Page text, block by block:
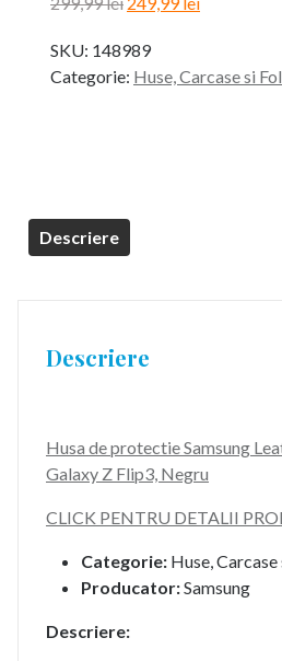
a
fost:
249,99 lei.
SKU: 148989
Categorie: Huse, Carcase si
Descriere
Descriere
Husa de protectie Samsung
Galaxy Z Flip3, Negru
CLICK PENTRU DETALII
Categorie: Huse,
Producator:Samsung
Descriere: